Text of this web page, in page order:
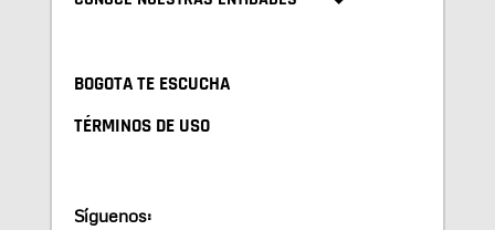
BOGOTA TE ESCUCHA
TÉRMINOS DE USO
Síguenos: